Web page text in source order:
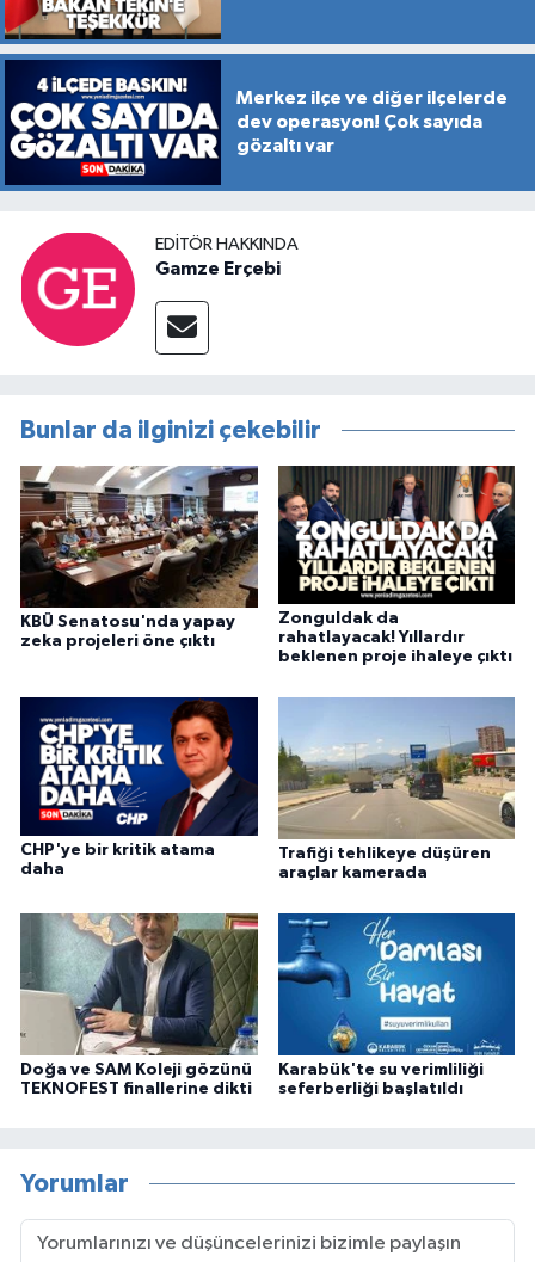
Merkez ilçe ve diğer ilçelerde
dev operasyon! Çok sayıda
gözaltı var
EDITÖR HAKKINDA
Gamze Erçebi
Bunlar da ilginizi çekebilir
KBÜ Senatosu'nda yapay
zeka projeleri öne çıktı
Zonguldak da
rahatlayacak! Yıllardır
beklenen proje ihaleye çıktı
CHP'ye bir kritik atama
daha
Trafiği tehlikeye düşüren
araçlar kamerada
Doğa ve SAM Koleji gözünü
TEKNOFEST finallerine dikti
Karabük'te su verimliliği
seferberliği başlatıldı
Yorumlar